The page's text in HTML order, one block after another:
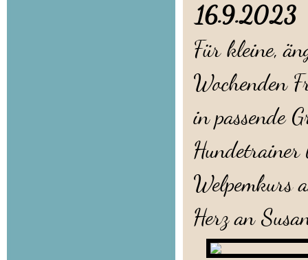
Für kleine,
Wochenden
in passende
Hundetrainer
Welpemkurs
Herz an